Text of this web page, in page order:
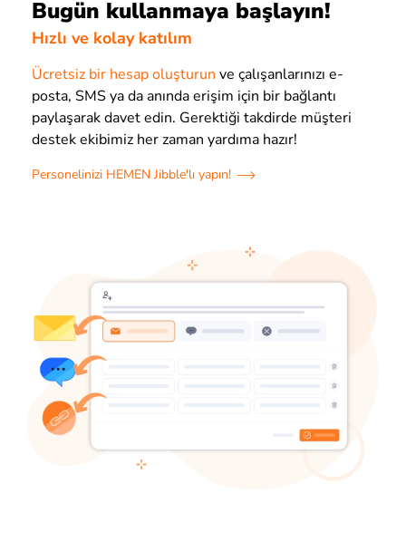
Bugün kullanmaya başlayın!
Hızlı ve kolay katılım
Ücretsiz bir hesap oluşturun ve çalışanlarınızı e-
posta, SMS ya da anında erişim için bir bağlantı
paylaşarak davet edin. Gerektiği takdirde müşteri
destek ekibimiz her zaman yardıma hazır!
Personelinizi HEMEN Jibble'lı yapın!